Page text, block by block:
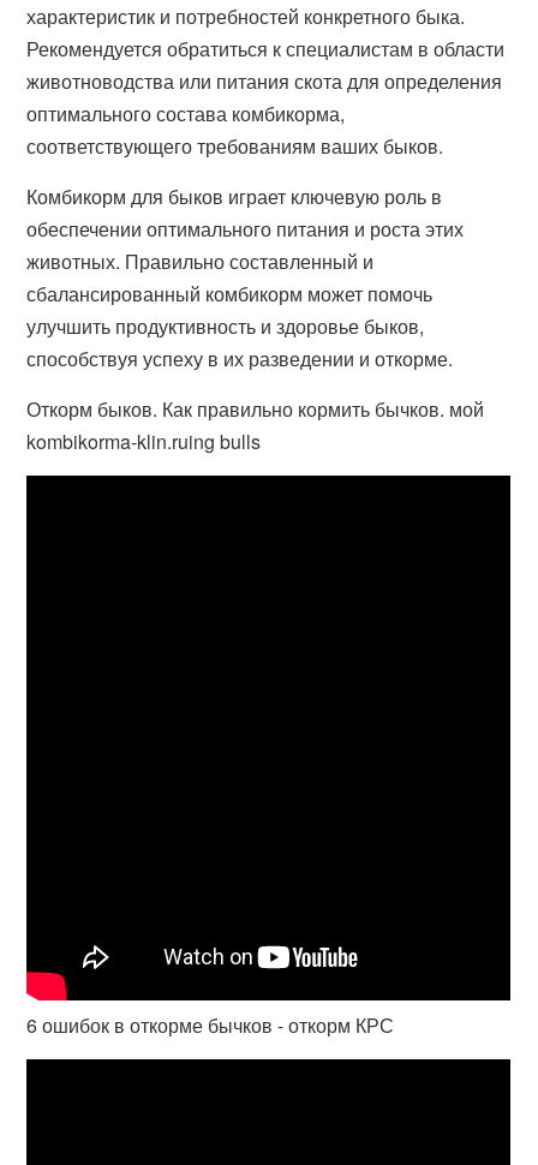
характеристик и потребностей конкретного быка.
Рекомендуется обратиться к специалистам в области
животноводства или питания скота для определения
оптимального состава комбикорма,
соответствующего требованиям ваших быков.
Комбикорм для быков играет ключевую роль в
обеспечении оптимального питания и роста этих
животных. Правильно составленный и
сбалансированный комбикорм может помочь
улучшить продуктивность и здоровье быков,
способствуя успеху в их разведении и откорме.
Откорм быков. Как правильно кормить бычков. мой
kombikorma-klin.ruing bulls
6 ошибок в откорме бычков - откорм КРС